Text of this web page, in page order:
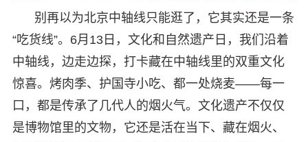
别再以为北京中轴线只能逛了，它其实还是一条
“吃货线”。6月13日，文化和自然遗产日，我们沿着
中轴线，边走边探，打卡藏在中轴线里的双重文化
惊喜。烤肉季、护国寺小吃、都一处烧麦——每一
口，都是传承了几代人的烟火气。文化遗产不仅仅
是博物馆里的文物，它还是活在当下、藏在烟火、